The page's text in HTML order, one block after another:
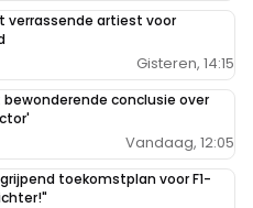
verrassende artiest voor
Gisteren, 14:15
conclusie over
Vandaag, 12:05
toekomstplan voor F1-